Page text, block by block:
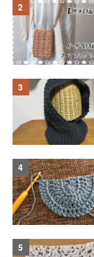
2
3
4
5